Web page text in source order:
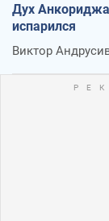
Дух
испарился
Виктор